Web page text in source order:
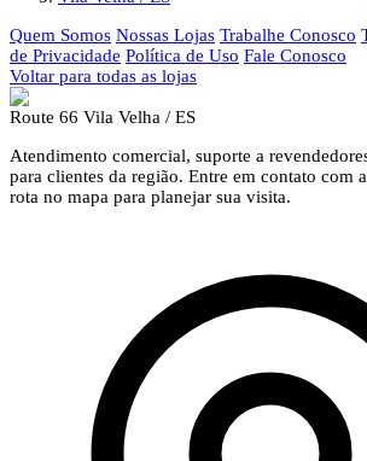
Quem Somos Nossas Lojas Trabalhe Conosco
de Privacidade Política de Uso Fale Conosco
Voltar para todas as lojas
Route 66 Vila Velha / ES
Atendimento comercial, suporte a
para clientes da região. Entre em contato com
rota no mapa para planejar sua visita.